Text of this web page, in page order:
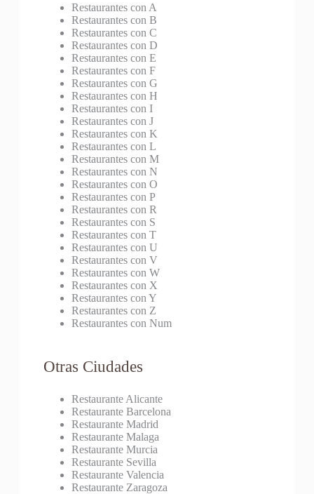
Restaurantes con A
Restaurantes con B
Restaurantes con C
Restaurantes con D
Restaurantes con E
Restaurantes con F
Restaurantes con G
Restaurantes con H
Restaurantes con I
Restaurantes con J
Restaurantes con K
Restaurantes con L
Restaurantes con M
Restaurantes con N
Restaurantes con O
Restaurantes con P
Restaurantes con R
Restaurantes con S
Restaurantes con T
Restaurantes con U
Restaurantes con V
Restaurantes con W
Restaurantes con X
Restaurantes con Y
Restaurantes con Z
Restaurantes con Num
Otras Ciudades
Restaurante Alicante
Restaurante Barcelona
Restaurante Madrid
Restaurante Malaga
Restaurante Murcia
Restaurante Sevilla
Restaurante Valencia
Restaurante Zaragoza